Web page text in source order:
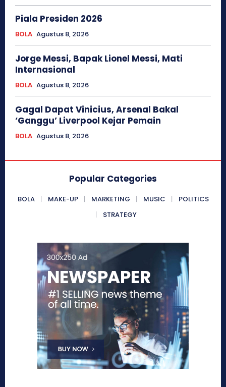
Piala Presiden 2026
BOLA Agustus 8, 2026
Jorge Messi, Bapak Lionel Messi, Mati
Internasional
BOLA Agustus 8, 2026
Gagal Dapat Vinicius, Arsenal Bakal
‘Ganggu’ Liverpool Kejar Pemain
BOLA Agustus 8, 2026
Popular Categories
BOLA MAKE-UP MARKETING MUSIC
POLITICS
STRATEGY